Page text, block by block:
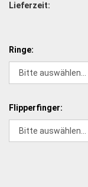
Lieferzeit:
Ringe:
Flipperfinger: